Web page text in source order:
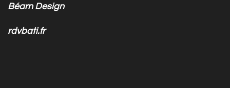
Béarn Design
rdvbati.fr